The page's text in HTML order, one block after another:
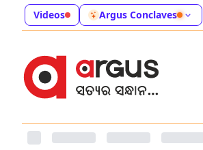
Videos Argus Conclaves